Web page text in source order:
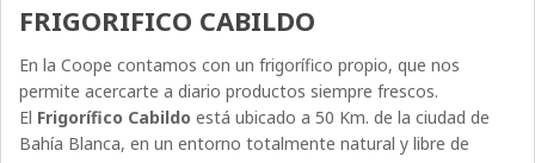
FRIGORIFICO CABILDO
En la Coope contamos con un frigorífico propio, que nos
permite acercarte a diario productos siempre frescos.
El Frigorífico Cabildo está ubicado a 50 Km. de la ciudad de
Bahía Blanca, en un entorno totalmente natural y libre de